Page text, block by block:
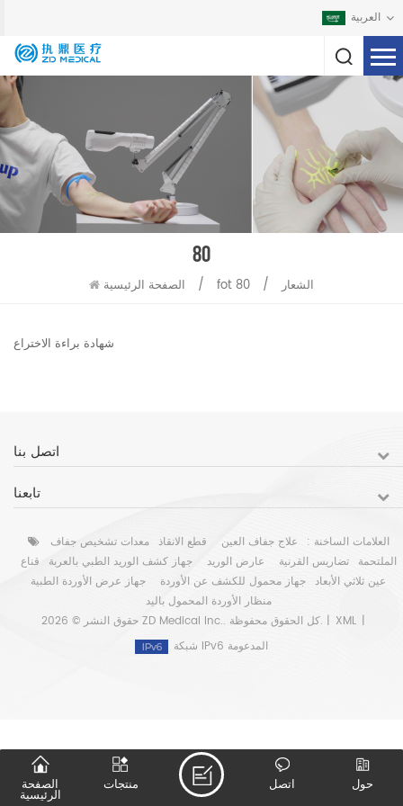
العربية
80
الصفحة الرئيسية / fot الشعار /
80
شهادة براءة الاختراع
اتصل بنا
تابعنا
العلامات الساخنة : علاج جفاف العين قطع الانقاذ معدات تشخيص جفاف
الملتحمة
تضاريس القرنية عارض الوريد جهاز كشف الوريد الطبي بالعربة
قناع
عين ثلاثي الأبعاد جهاز محمول للكشف عن الأوردة
جهاز عرض الأوردة الطبية
منظار الأوردة المحمول باليد
حقوق النشر © 2026 ZD Medical Inc.. كل الحقوق محفوظة. | XML |
شبكة IPv6 المدعومة
الصفحة
الرئيسية
منتجات حول اتصل